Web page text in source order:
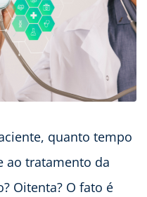
quanto tempo
ao tratamento da
Oitenta? O fato é